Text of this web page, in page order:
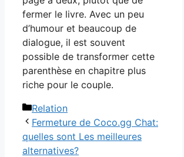
fermer le livre. Avec un peu
d’humour et beaucoup de
dialogue, il est souvent
possible de transformer cette
parenthèse en chapitre plus
riche pour le couple.
Catégories
Relation
Fermeture de Coco.gg Chat:
quelles sont Les meilleures
alternatives?